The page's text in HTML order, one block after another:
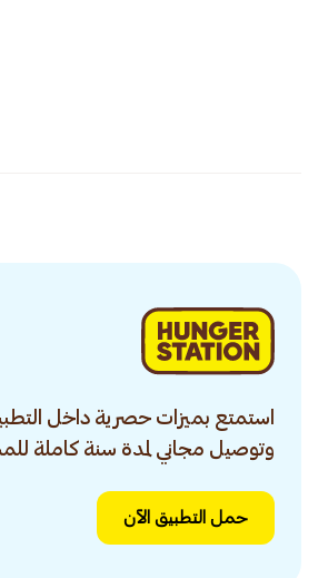
استمتع بميزات حصرية داخل
وتوصيل مجاني لمدة سنة كاملة
حمل التطبيق الآن